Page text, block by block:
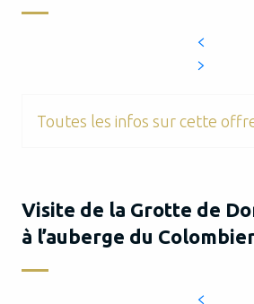
Toutes les infos sur cette
Visite de la Grotte de
à l’auberge du